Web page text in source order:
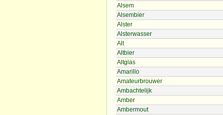
Alsem
Alsembier
Alster
Alsterwasser
Alt
Altbier
Altglas
Amarillo
Amateurbrouwer
Ambachtelijk
Amber
Ambermout